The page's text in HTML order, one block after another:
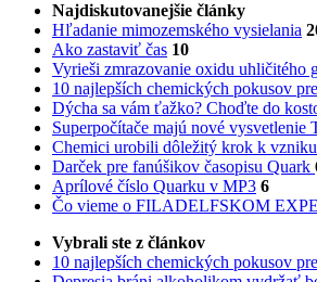
Najdiskutovanejšie články
Hľadanie mimozemského vysielania
Ako zastaviť čas 10
Vyrieši zmrazovanie oxidu uhličitého
10 najlepších chemických pokusov
Dýcha sa vám ťažko? Choďte do
Superpočítače majú nové vysvetlenie
Chemici urobili dôležitý krok k
Darček pre fanúšikov časopisu Quark
Aprílové číslo Quarku v MP3 6
Čo vieme o FILADELFSKOM
Vybrali ste z článkov
10 najlepších chemických pokusov